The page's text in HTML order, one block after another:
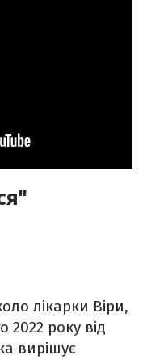
лікарки Віри,
року від
вирішує